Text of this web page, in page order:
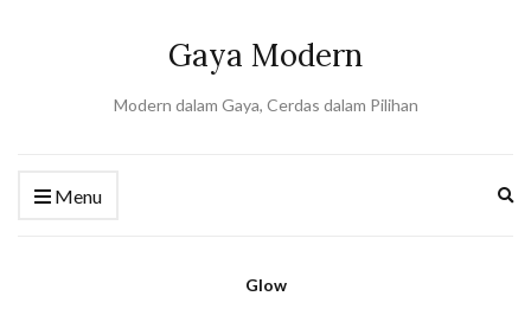
Gaya Modern
Modern dalam Gaya, Cerdas dalam Pilihan
Menu
Glow